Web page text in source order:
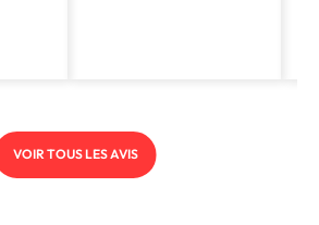
VOIR TOUS LES AVIS